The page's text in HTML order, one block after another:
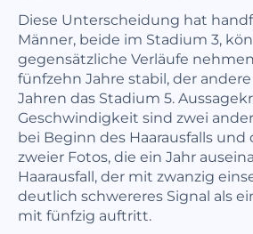
Diese Unterscheidung hat
Männer, beide im Stadium 3,
gegensätzliche Verläufe
fünfzehn Jahre stabil, der
Jahren das Stadium 5.
Geschwindigkeit sind zwei
bei Beginn des Haarausfalls und
zweier Fotos, die ein Jahr
Haarausfall, der mit zwanzig
deutlich schwereres Signal als
mit fünfzig auftritt.